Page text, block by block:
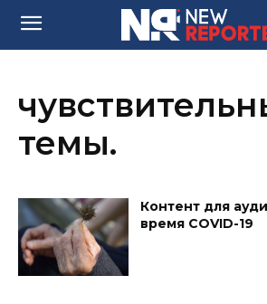
темы.
Контент для
время COVID-19